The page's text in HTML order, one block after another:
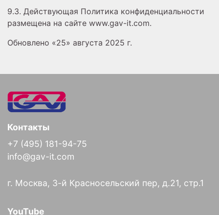
9.3. Действующая Политика конфиденциальности
размещена на сайте www.gav-it.com.
Обновлено «25» августа 2025 г.
Контакты
+7 (495) 181-94-75
info@gav-it.com
г. Москва, 3-й Красносельский пер, д.21, стр.1
YouTube